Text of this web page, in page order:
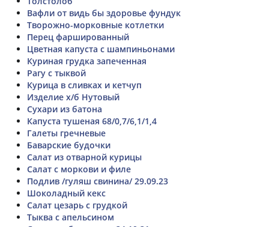
Вафли от видь бы здоровье фундук
Творожно-морковные котлетки
Перец фаршированный
Цветная капуста с шампиньонами
Куриная грудка запеченная
Рагу с тыквой
Курица в сливках и кетчуп
Изделие х/б Нутовый
Сухари из батона
Капуста тушеная 68/0,7/6,1/1,4
Галеты гречневые
Баварские будочки
Салат из отварной курицы
Салат с моркови и филе
Подлив /гуляш свинина/ 29.09.23
Шоколадный кекс
Салат цезарь с грудкой
Тыква с апельсином